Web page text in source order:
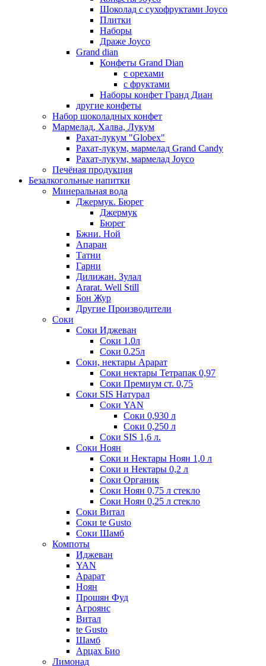
Шоколад с сухофруктами Joyco
Плитки
Наборы
Драже Joyco
Grand dian
Конфеты Grand Dian
с орехами
с фруктами
Наборы конфет Гранд Диан
другие конфеты
Набор шоколадных конфет
Мармелад, Халва, Лукум
Рахат-лукум "Globex"
Рахат-лукум, мармелад Grand Candy
Рахат-лукум, мармелад Joyco
Печёная продукция
Безалкогольные напитки
Минеральная вода
Джермук. Бюрег
Джермук
Бюрег
Бжни. Ной
Апаран
Татни
Гарни
Дилижан. Зулал
Ararat. Well Still
Бон Жур
Другие Производители
Соки
Соки Иджеван
Соки 1.0л
Соки 0.25л
Соки, нектары Арарат
Соки нектары Тетрапак 0,97
Соки Премиум ст. 0,75
Соки SIS Натурал
Соки YAN
Соки 0,930 л
Соки 0,250 л
Соки SIS 1,6 л.
Соки Ноян
Соки и Нектары Ноян 1,0 л
Соки и Нектары 0,2 л
Соки Органик
Соки Ноян 0,75 л стекло
Соки Ноян 0,25 л стекло
Соки Витал
Соки te Gusto
Соки Шамб
Компоты
Иджеван
YAN
Арарат
Ноян
Прошян Фуд
Агроянс
Витал
te Gusto
Шамб
Арцах Био
Лимонад